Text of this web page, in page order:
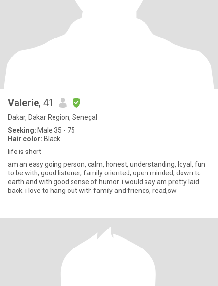
Valerie, 41
Dakar, Dakar Region, Senegal
Seeking: Male 35 - 75
Hair color: Black
life is short
am an easy going person, calm, honest, understanding, loyal, fun
to be with, good listener, family oriented, open minded, down to
earth and with good sense of humor. i would say am pretty laid
back. i love to hang out with family and friends, read,sw